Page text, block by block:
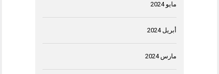
مايو 2024
أبريل 2024
مارس 2024